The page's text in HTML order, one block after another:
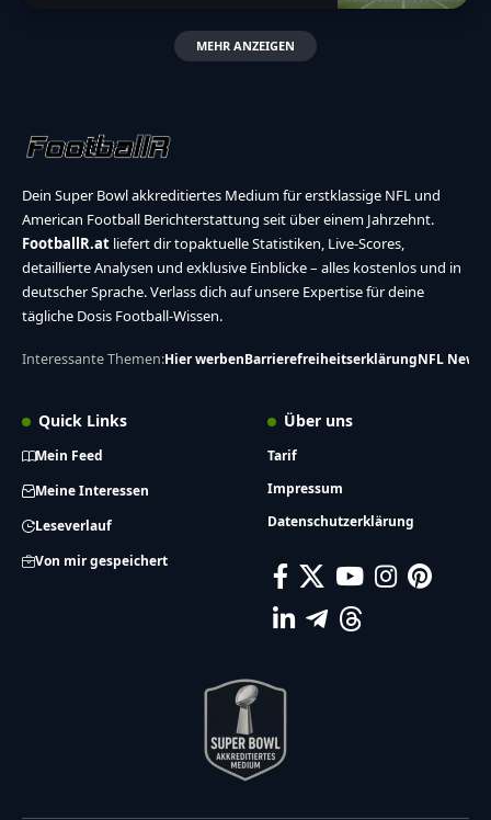
MEHR ANZEIGEN
Dein Super Bowl akkreditiertes Medium für erstklassige NFL und
American Football Berichterstattung seit über einem Jahrzehnt.
FootballR.at liefert dir topaktuelle Statistiken, Live-Scores,
detaillierte Analysen und exklusive Einblicke – alles kostenlos und in
deutscher Sprache. Verlass dich auf unsere Expertise für deine
tägliche Dosis Football-Wissen.
Interessante Themen:Hier werbenBarrierefreiheitserklärungNFL News
Quick Links
Mein Feed
Meine Interessen
Leseverlauf
Von mir gespeichert
Über uns
Tarif
Impressum
Datenschutzerklärung